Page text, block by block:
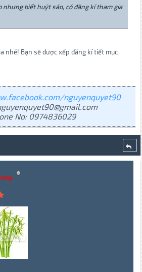
nhưng biết huýt sáo, có đăng kí tham gia
nhé! Bạn sẽ được xếp đăng kí tiết mục
nguyenquyet90
No: 0974836029